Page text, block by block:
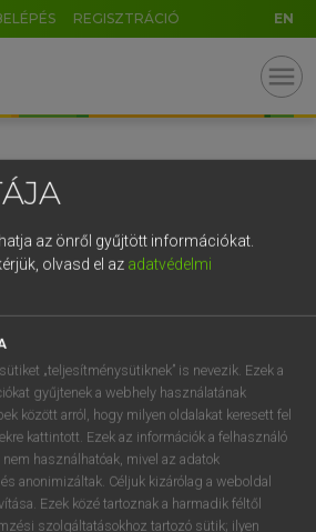
REGISZTRÁCIÓ EN
menu
az önről gyűjtött információkat.
olvasd el az adatvédelmi
„teljesítménysütiknek” is nevezik. Ezek a
gyűjtenek a webhely használatának
között arról, hogy milyen oldalakat keresett fel
kattintott. Ezek az információk a felhasználó
használhatóak, mivel az adatok
anonimizáltak. Céljuk kizárólag a weboldal
Ezek közé tartoznak a harmadik féltől
szolgáltatásokhoz tartozó sütik; ilyen
l
, . - AltGr